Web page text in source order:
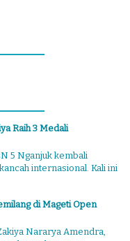
Raih 3 Medali
5 Nganjuk kembali
internasional. Kali ini
di Mageti Open
Nararya Amendra,